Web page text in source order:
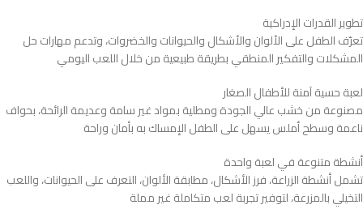
تطوير القدرات الإدراكية
تعرّف الطفل على الألوان والأشكال والحيوانات والخضروات، وتدعم مهارات حل
المشكلات والتفكير المنطقي بطريقة طبيعية من خلال اللعب اليومي
لعبة حسية آمنة للأطفال الصغار
مصنوعة من خشب عالي الجودة ومطلية بمواد غير سامة وعديمة الرائحة، بحواف
ناعمة وسطح أملس يسهل على الطفل الإمساك به بأمان وراحة
أنشطة متنوعة في لعبة واحدة
تشمل أنشطة الزراعة، فرز الأشكال، مطابقة الألوان، التعرف على الحيوانات، واللعب
التخيلي بالمزرعة، لتوفير تجربة لعب متكاملة غير مملة